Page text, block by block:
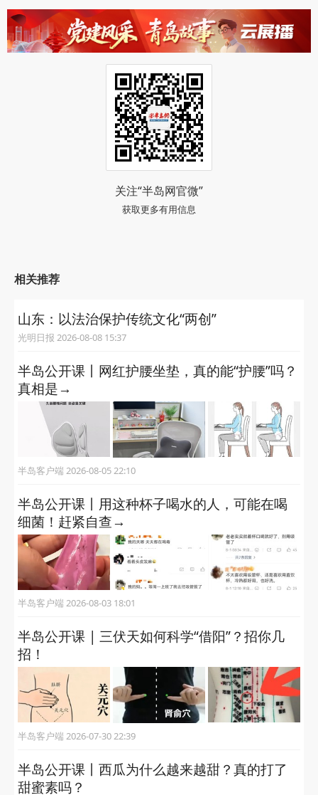
关注“半岛网官微”
获取更多有用信息
相关推荐
山东：以法治保护传统文化“两创”
光明日报 2026-08-08 15:37
半岛公开课丨网红护腰坐垫，真的能“护腰”吗？
真相是→
半岛客户端 2026-08-05 22:10
半岛公开课丨用这种杯子喝水的人，可能在喝
细菌！赶紧自查→
半岛客户端 2026-08-03 18:01
半岛公开课 | 三伏天如何科学“借阳”？招你几
招！
半岛客户端 2026-07-30 22:39
半岛公开课丨西瓜为什么越来越甜？真的打了
甜蜜素吗？